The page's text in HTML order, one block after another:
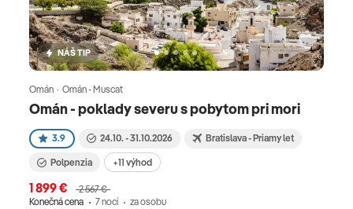
NÁŠ TIP
Omán - poklady severu s pobytom pri mori
Omán · Omán - Muscat
3.9 24.10. - 31.10.2026 Bratislava - Priamy let
Polpenzia +11 výhod
1 899 €
2 567 €
Konečná cena
7 nocí za osobu